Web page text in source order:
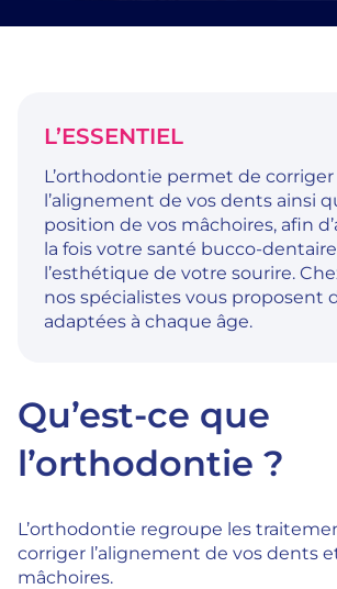
L’ESSENTIEL
L’orthodontie permet de corriger
l’alignement de vos dents ainsi
position de vos mâchoires, afin
la fois votre santé bucco-
l’esthétique de votre sourire.
nos spécialistes vous proposent
adaptées à chaque âge.
Qu’est-ce que
l’orthodontie ?
L’orthodontie regroupe les
corriger l’alignement de vos dents
mâchoires.